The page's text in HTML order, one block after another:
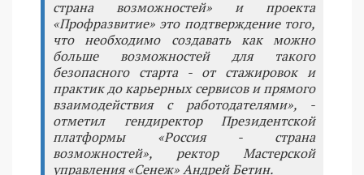
страна возможностей» и проекта
«Профразвитие» это подтверждение того,
что необходимо создавать как можно
больше возможностей для такого
безопасного старта - от стажировок и
практик до карьерных сервисов и прямого
взаимодействия с работодателями», -
отметил гендиректор Президентской
платформы «Россия - страна
возможностей», ректор Мастерской
управления «Сенеж» Андрей Бетин.